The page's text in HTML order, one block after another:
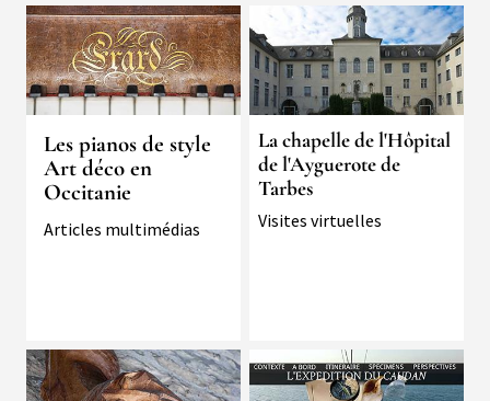
Les pianos de style
Art déco en
Occitanie
Typologie
Articles multimédias
Image
La chapelle de l'Hôpital
de l'Ayguerote de
Tarbes
Typologie
Visites virtuelles
Image